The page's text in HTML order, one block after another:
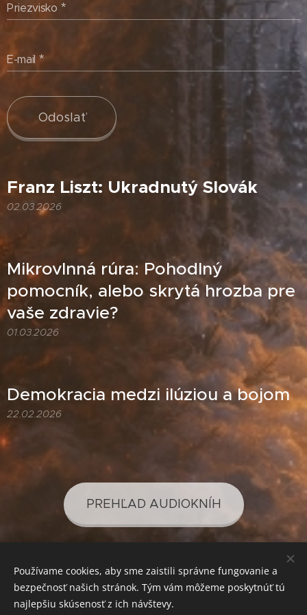
Priezvisko
E-mail
Odoslať
Franz Liszt: Ukradnutý Slovák
02.03.2026
Mikrovlnná rúra: Pohodlný
pomocník, alebo skrytá hrozba pre
vaše zdravie?
01.03.2026
Demokracia medzi ilúziou a bojom
22.02.2026
PREHĽAD AUDIOKNÍH
PREHĽAD PODCASTOV
Používame cookies, aby sme zaistili správne fungovanie a
bezpečnosť našich stránok. Tým vám môžeme poskytnúť tú
najlepšiu skúsenosť z ich návštevy.